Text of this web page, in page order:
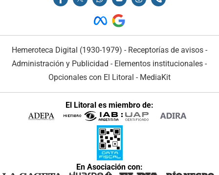
Hemeroteca Digital (1930-1979) - Receptorías de avisos -
Administración y Publicidad - Elementos institucionales -
Opcionales con El Litoral - MediaKit
El Litoral es miembro de:
En Asociación con: